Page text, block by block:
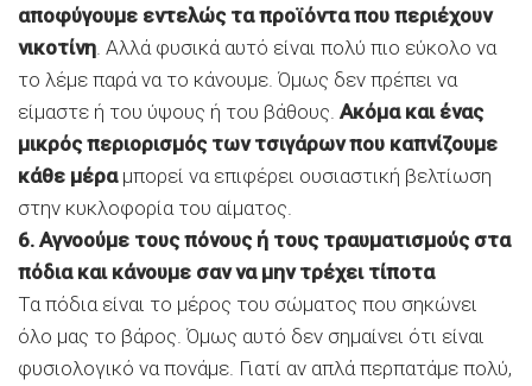
αποφύγουμε εντελώς τα προϊόντα που περιέχουν
νικοτίνη . Αλλά φυσικά αυτό είναι πολύ πιο εύκολο να
το λέμε παρά να το κάνουμε. Όμως δεν πρέπει να
είμαστε ή του ύψους ή του βάθους. Ακόμα και ένας
μικρός περιορισμός των τσιγάρων που καπνίζουμε
κάθε μέραμπορεί να επιφέρει ουσιαστική βελτίωση
στην κυκλοφορία του αίματος.
6. Αγνοούμε τους πόνους ή τους τραυματισμούς στα
πόδια και κάνουμε σαν να μην τρέχει τίποτα
Τα πόδια είναι το μέρος του σώματος που σηκώνει
όλο μας το βάρος. Όμως αυτό δεν σημαίνει ότι είναι
φυσιολογικό να πονάμε. Γιατί αν απλά περπατάμε πολύ,